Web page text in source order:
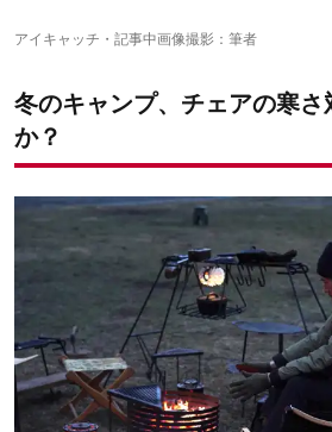
コールマン「コンパクトフォールディ
クレイジークリーク「グラウンドチェ
ヘリノックス「サンセットチェア」
時には枕にだって変身！
アイキャッチ・記事中画像撮影：筆者
冬のキャンプ、チェアの寒
か？